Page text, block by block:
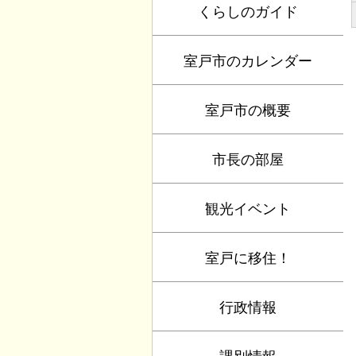
くらしのガイド
室戸市のカレンダー
室戸市の概要
市長の部屋
観光イベント
室戸に移住！
行政情報